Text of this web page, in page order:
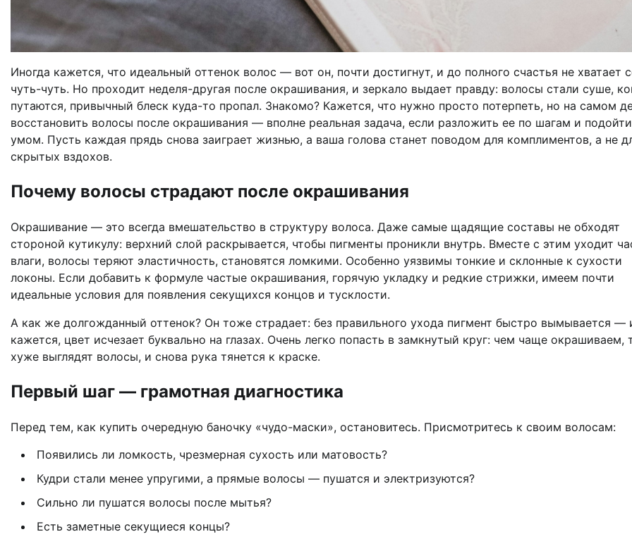
Иногда кажется, что идеальный оттенок волос — вот он, почти достигнут, и до полного счастья не хватает
чуть-чуть. Но проходит неделя-другая после окрашивания, и зеркало выдает правду: волосы стали суше,
путаются, привычный блеск куда-то пропал. Знакомо? Кажется, что нужно просто потерпеть, но на самом
восстановить волосы после окрашивания — вполне реальная задача, если разложить ее по шагам и
умом. Пусть каждая прядь снова заиграет жизнью, а ваша голова станет поводом для комплиментов, а не
скрытых вздохов.
Почему волосы страдают после окрашивания
Окрашивание — это всегда вмешательство в структуру волоса. Даже самые щадящие составы не обходят
стороной кутикулу: верхний слой раскрывается, чтобы пигменты проникли внутрь. Вместе с этим уходит
влаги, волосы теряют эластичность, становятся ломкими. Особенно уязвимы тонкие и склонные к сухости
локоны. Если добавить к формуле частые окрашивания, горячую укладку и редкие стрижки, имеем почти
идеальные условия для появления секущихся концов и тусклости.
А как же долгожданный оттенок? Он тоже страдает: без правильного ухода пигмент быстро вымывается —
кажется, цвет исчезает буквально на глазах. Очень легко попасть в замкнутый круг: чем чаще окрашиваем,
хуже выглядят волосы, и снова рука тянется к краске.
Первый шаг — грамотная диагностика
Перед тем, как купить очередную баночку «чудо-маски», остановитесь. Присмотритесь к своим волосам:
Появились ли ломкость, чрезмерная сухость или матовость?
Кудри стали менее упругими, а прямые волосы — пушатся и электризуются?
Сильно ли пушатся волосы после мытья?
Есть заметные секущиеся концы?